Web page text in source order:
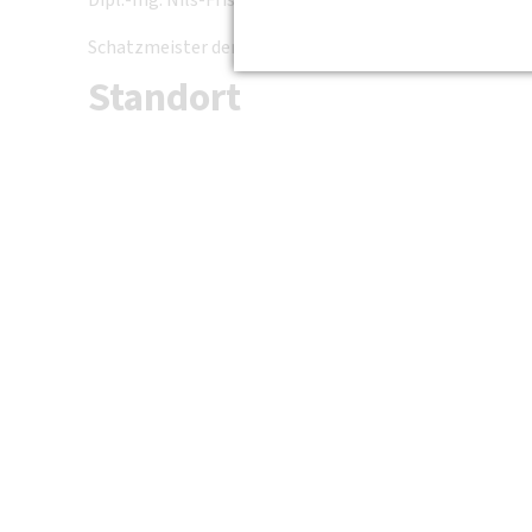
Schatzmeister der DVWG-Bezirksvereinigung Berlin-
Standort